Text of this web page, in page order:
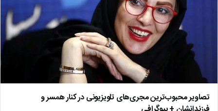
تصاویر محبوب‌ترین مجری‌های تلویزیونی در کنار همسر و